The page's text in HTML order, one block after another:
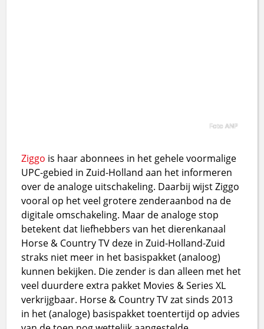
Foto ANP
Ziggo is haar abonnees in het gehele voormalige
UPC-gebied in Zuid-Holland aan het informeren
over de analoge uitschakeling. Daarbij wijst Ziggo
vooral op het veel grotere zenderaanbod na de
digitale omschakeling. Maar de analoge stop
betekent dat liefhebbers van het dierenkanaal
Horse & Country TV deze in Zuid-Holland-Zuid
straks niet meer in het basispakket (analoog)
kunnen bekijken. Die zender is dan alleen met het
veel duurdere extra pakket Movies & Series XL
verkrijgbaar. Horse & Country TV zat sinds 2013
in het (analoge) basispakket toentertijd op advies